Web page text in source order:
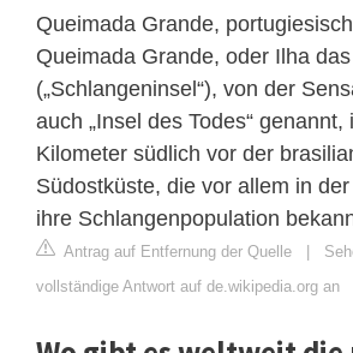
Queimada Grande,
Queimada Grande, oder Ilha
(„Schlangeninsel“), von der
auch „Insel des Todes“
Kilometer südlich vor der
Südostküste, die vor allem in
ihre Schlangenpopulation
Antrag auf Entfernung der Quelle
vollständige Antwort auf de.wikipedia.org an